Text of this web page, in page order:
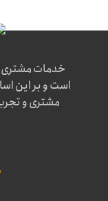
خدمات مشتری
است و بر این
مشتری و